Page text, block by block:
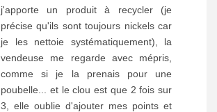
j'apporte un produit à recycler (je
précise qu'ils sont toujours nickels car
je les nettoie systématiquement), la
vendeuse me regarde avec mépris,
comme si je la prenais pour une
poubelle... et le clou est que 2 fois sur
3, elle oublie d'ajouter mes points et